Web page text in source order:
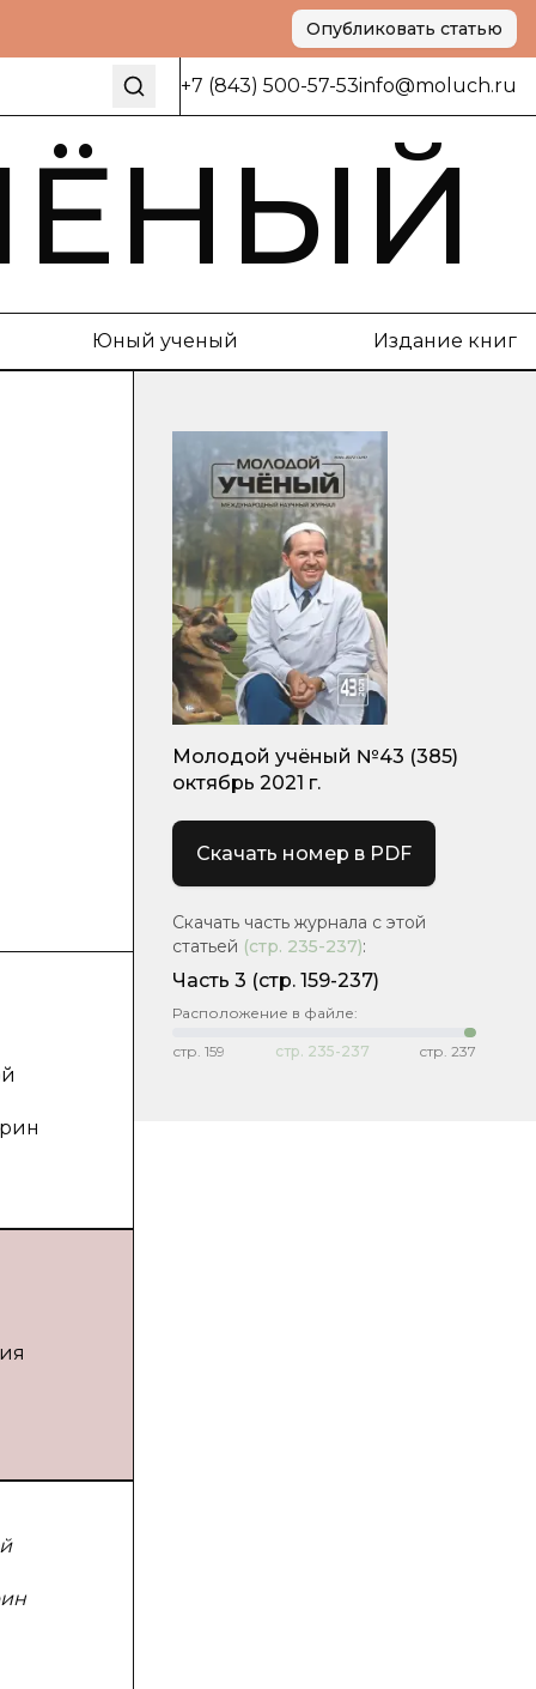
Опубликовать статью
+7 (843) 500-57-53info@moluch.ru
Юный ученый Издание книг
Молодой учёный №43 (385)
октябрь 2021 г.
Скачать номер в PDF
Скачать часть журнала с этой
статьей (стр. 235-237):
Часть 3 (стр. 159-237)
Расположение в файле:
стр. 159 стр. 235-237 стр. 237